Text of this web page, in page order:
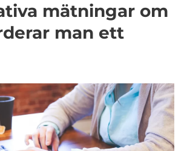
mätningar om
man ett